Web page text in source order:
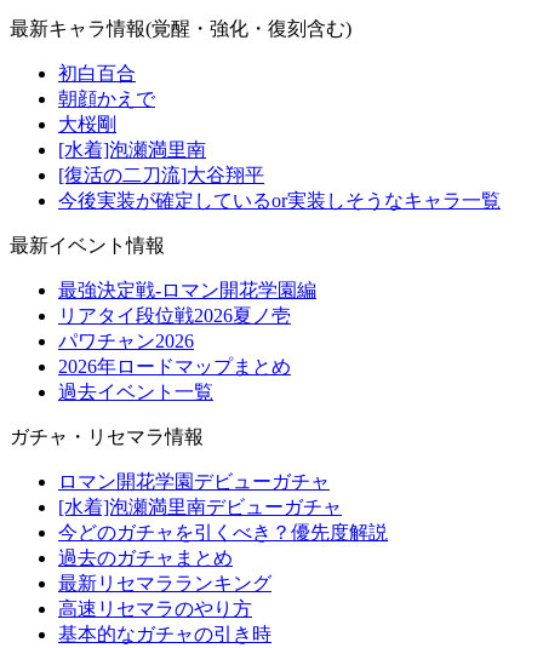
最新キャラ情報(覚醒・強化・復刻含む)
初白百合
朝顔かえで
大桜剛
[水着]泡瀬満里南
[復活の二刀流]大谷翔平
今後実装が確定しているor実装しそうなキャラ一覧
最新イベント情報
最強決定戦-ロマン開花学園編
リアタイ段位戦2026夏ノ壱
パワチャン2026
2026年ロードマップまとめ
過去イベント一覧
ガチャ・リセマラ情報
ロマン開花学園デビューガチャ
[水着]泡瀬満里南デビューガチャ
今どのガチャを引くべき？優先度解説
過去のガチャまとめ
最新リセマラランキング
高速リセマラのやり方
基本的なガチャの引き時